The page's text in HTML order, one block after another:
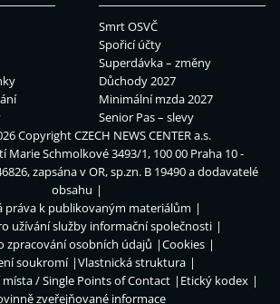
Smrt OSVČ
Spořicí účty
Superdávka – změny
Důchody 2027
Minimální mzda 2027
Senior Pas – slevy
CopyrightCZECH NEWS CENTER a.s.
Marie Schmolkové 3493/1, 100 00 Praha 10 -
zapsána v OR, sp.zn. B 19490 a dodavatelé
obsahu
práva k publikovaným materiálům
užívání služby informační společnosti
zpracování osobních údajů
Cookies
soukromí
Vlastnická struktura
/ Single Points of Contact
Etický kodex
zveřejňované informace